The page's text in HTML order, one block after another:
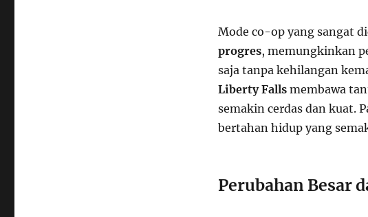
Mode co-op yang sangat
progres, memungkinkan
saja tanpa kehilangan
Liberty Fallsmembawa
semakin cerdas dan kuat.
bertahan hidup yang
Perubahan Besar